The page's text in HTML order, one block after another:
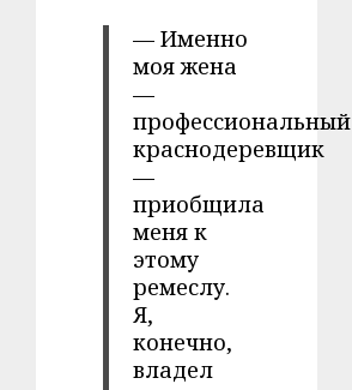
— Именно
моя жена
—
профессиональный
краснодеревщик
—
приобщила
меня к
этому
ремеслу.
Я,
конечно,
владел